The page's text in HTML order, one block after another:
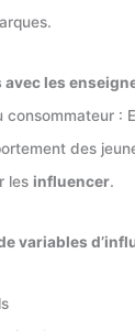
les
consommateur :
des
les influencer.
variables